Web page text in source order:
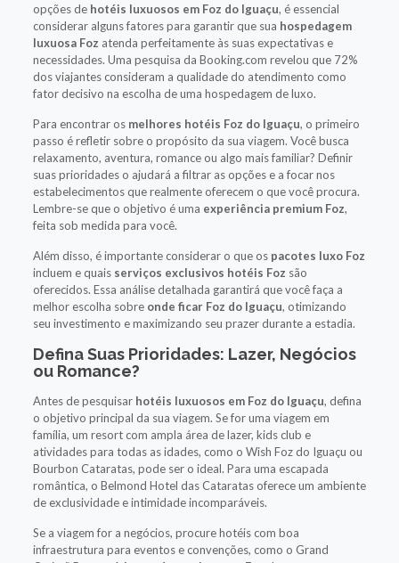
opções de hotéis luxuosos em Foz do Iguaçu, é essencial
considerar alguns fatores para garantir que sua hospedagem
luxuosa Foz atenda perfeitamente às suas expectativas e
necessidades. Uma pesquisa da Booking.com revelou que 72%
dos viajantes consideram a qualidade do atendimento como
fator decisivo na escolha de uma hospedagem de luxo.
Para encontrar os melhores hotéis Foz do Iguaçu, o primeiro
passo é refletir sobre o propósito da sua viagem. Você busca
relaxamento, aventura, romance ou algo mais familiar? Definir
suas prioridades o ajudará a filtrar as opções e a focar nos
estabelecimentos que realmente oferecem o que você procura.
Lembre-se que o objetivo é uma experiência premium Foz,
feita sob medida para você.
Além disso, é importante considerar o que os pacotes luxo Foz
incluem e quais serviços exclusivos hotéis Foz são
oferecidos. Essa análise detalhada garantirá que você faça a
melhor escolha sobre onde ficar Foz do Iguaçu, otimizando
seu investimento e maximizando seu prazer durante a estadia.
Defina Suas Prioridades: Lazer, Negócios
ou Romance?
Antes de pesquisar hotéis luxuosos em Foz do Iguaçu, defina
o objetivo principal da sua viagem. Se for uma viagem em
família, um resort com ampla área de lazer, kids club e
atividades para todas as idades, como o Wish Foz do Iguaçu ou
Bourbon Cataratas, pode ser o ideal. Para uma escapada
romântica, o Belmond Hotel das Cataratas oferece um ambiente
de exclusividade e intimidade incomparáveis.
Se a viagem for a negócios, procure hotéis com boa
infraestrutura para eventos e convenções, como o Grand